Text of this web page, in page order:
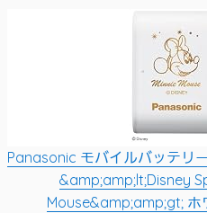
Panasonic モバイルバッテリ
&amp;amp;lt;Disney
Mouse&amp;amp;gt; ホ